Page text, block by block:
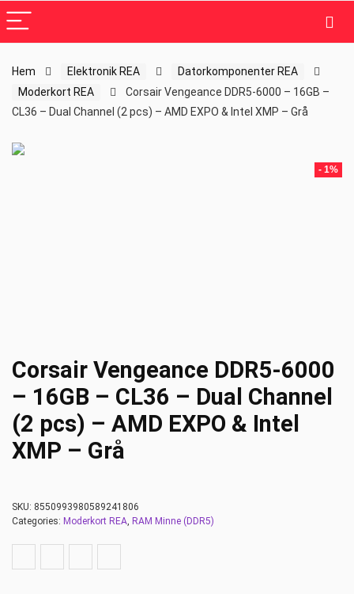
Hem Elektronik REA
Datorkomponenter REA
Moderkort REA
Corsair Vengeance DDR5-6000 – 16GB –
CL36 – Dual Channel (2 pcs) – AMD EXPO & Intel XMP – Grå
- 1%
Corsair Vengeance DDR5-6000
– 16GB – CL36 – Dual Channel
(2 pcs) – AMD EXPO & Intel
XMP – Grå
SKU: 8550993980589241806
Categories: Moderkort REA, RAM Minne (DDR5)